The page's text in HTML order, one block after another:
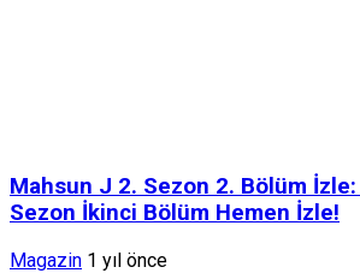
Mahsun J 2. Sezon 2. Bölüm
Sezon İkinci Bölüm Hemen İzle!
Magazin 1 yıl önce